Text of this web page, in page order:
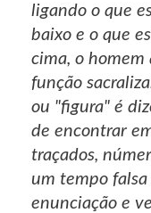
ligando o que
baixo e o que
cima, o homem
função
ou "figura" é
de encontrar
traçados,
um tempo
enunciação e